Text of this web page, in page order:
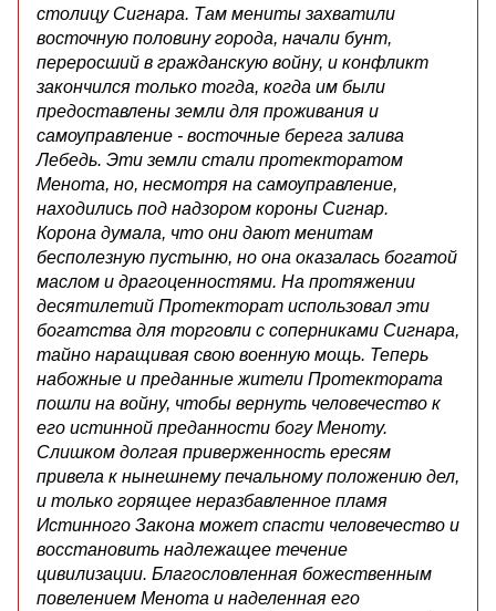
столицу Сигнара. Там мениты захватили
восточную половину города, начали бунт,
переросший в гражданскую войну, и конфликт
закончился только тогда, когда им были
предоставлены земли для проживания и
самоуправление - восточные берега залива
Лебедь. Эти земли стали протекторатом
Менота, но, несмотря на самоуправление,
находились под надзором короны Сигнар.
Корона думала, что они дают менитам
бесполезную пустыню, но она оказалась богатой
маслом и драгоценностями. На протяжении
десятилетий Протекторат использовал эти
богатства для торговли с соперниками Сигнара,
тайно наращивая свою военную мощь. Теперь
набожные и преданные жители Протектората
пошли на войну, чтобы вернуть человечество к
его истинной преданности богу Меноту.
Слишком долгая приверженность ересям
привела к нынешнему печальному положению дел,
и только горящее неразбавленное пламя
Истинного Закона может спасти человечество и
восстановить надлежащее течение
цивилизации. Благословленная божественным
повелением Менота и наделенная его